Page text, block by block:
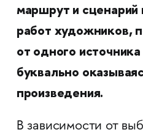
маршрут и
работ художников,
от одного
буквально
произведения.
В зависимости от